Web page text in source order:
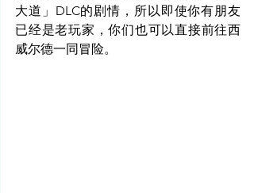
大道」DLC的剧情，所以即使你有朋友
已经是老玩家，你们也可以直接前往西
威尔德一同冒险。